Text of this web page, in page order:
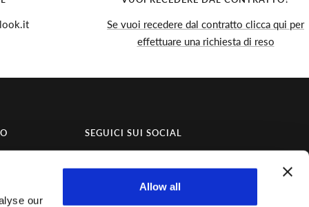
our
Allow all
Se vuoi recedere dal contratto clicca qui per
effettuare una richiesta di reso
SEGUICI SUI SOCIAL